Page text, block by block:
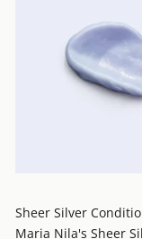
Sheer Silver
Maria Nila's Sheer